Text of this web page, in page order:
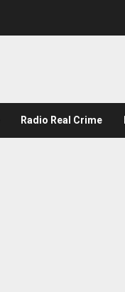
Radio Real Crime